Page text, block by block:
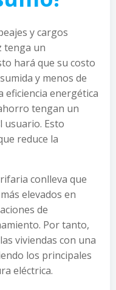
y cargos
tenga un
hará que su costo
y menos de
eficiencia energética
tengan un
usuario. Esto
reduce la
conlleva que
elevados en
de
Por tanto,
viviendas con una
los principales
eléctrica.